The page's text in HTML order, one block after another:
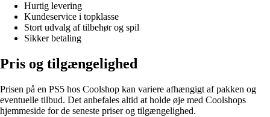
Hurtig levering
Kundeservice i topklasse
Stort udvalg af tilbehør og spil
Sikker betaling
Pris og tilgængelighed
Prisen på en PS5 hos Coolshop kan variere afhængigt af pakken og
eventuelle tilbud. Det anbefales altid at holde øje med Coolshops
hjemmeside for de seneste priser og tilgængelighed.